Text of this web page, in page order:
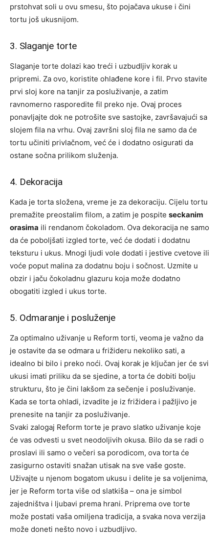
prstohvat soli u ovu smesu, što pojačava ukuse i čini
tortu još ukusnijom.
3. Slaganje torte
Slaganje torte dolazi kao treći i uzbudljiv korak u
pripremi. Za ovo, koristite ohlađene kore i fil. Prvo stavite
prvi sloj kore na tanjir za posluživanje, a zatim
ravnomerno rasporedite fil preko nje. Ovaj proces
ponavljajte dok ne potrošite sve sastojke, završavajući sa
slojem fila na vrhu. Ovaj završni sloj fila ne samo da će
tortu učiniti privlačnom, već će i dodatno osigurati da
ostane sočna prilikom služenja.
4. Dekoracija
Kada je torta složena, vreme je za dekoraciju. Cijelu tortu
premažite preostalim filom, a zatim je pospite seckanim
orasima ili rendanom čokoladom. Ova dekoracija ne samo
da će poboljšati izgled torte, već će dodati i dodatnu
teksturu i ukus. Mnogi ljudi vole dodati i jestive cvetove ili
voće poput malina za dodatnu boju i sočnost. Uzmite u
obzir i jaču čokoladnu glazuru koja može dodatno
obogatiti izgled i ukus torte.
5. Odmaranje i posluženje
Za optimalno uživanje u Reform torti, veoma je važno da
je ostavite da se odmara u frižideru nekoliko sati, a
idealno bi bilo i preko noći. Ovaj korak je ključan jer će svi
ukusi imati priliku da se sjedine, a torta će dobiti bolju
strukturu, što je čini lakšom za sečenje i posluživanje.
Kada se torta ohladi, izvadite je iz frižidera i pažljivo je
prenesite na tanjir za posluživanje.
Svaki zalogaj Reform torte je pravo slatko uživanje koje
će vas odvesti u svet neodoljivih okusa. Bilo da se radi o
proslavi ili samo o večeri sa porodicom, ova torta će
zasigurno ostaviti snažan utisak na sve vaše goste.
Uživajte u njenom bogatom ukusu i delite je sa voljenima,
jer je Reform torta više od slatkiša – ona je simbol
zajedništva i ljubavi prema hrani. Priprema ove torte
može postati vaša omiljena tradicija, a svaka nova verzija
može doneti nešto novo i uzbudljivo.